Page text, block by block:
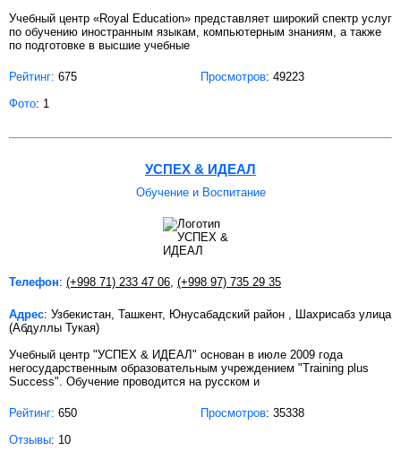
Учебный центр «Royal Education» представляет широкий спектр услуг
по обучению иностранным языкам, компьютерным знаниям, а также
по подготовке в высшие учебные
Рейтинг: 675 Просмотров: 49223
Фото: 1
УСПЕХ & ИДЕАЛ
Обучение и Воспитание
Телефон: (+998 71) 233 47 06, (+998 97) 735 29 35
Адрес: Узбекистан, Ташкент, Юнусабадский район , Шахрисабз улица
(Абдуллы Тукая)
Учебный центр "УСПЕХ & ИДЕАЛ" основан в июле 2009 года
негосударственным образовательным учреждением "Training plus
Success". Обучение проводится на русском и
Рейтинг: 650 Просмотров: 35338
Отзывы: 10